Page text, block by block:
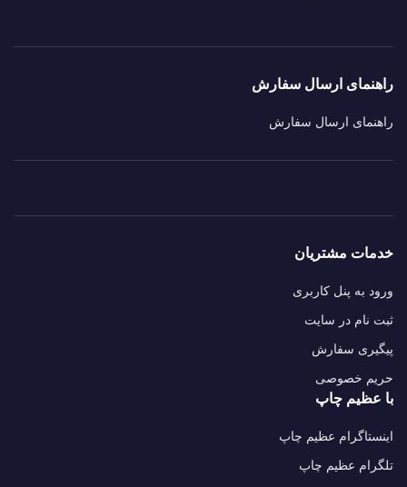
راهنمای ارسال سفارش
راهنمای ارسال سفارش
خدمات مشتریان
ورود به پنل کاربری
ثبت نام در سایت
پیگیری سفارش
حریم خصوصی
با عظیم چاپ
اینستاگرام عظیم چاپ
تلگرام عظیم چاپ